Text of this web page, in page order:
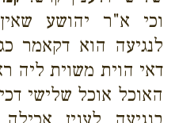
וכי א"ר יהושע
לנגיעה הוא דקאמר
דאי הוית משוית ליה
האוכל אוכל שלישי